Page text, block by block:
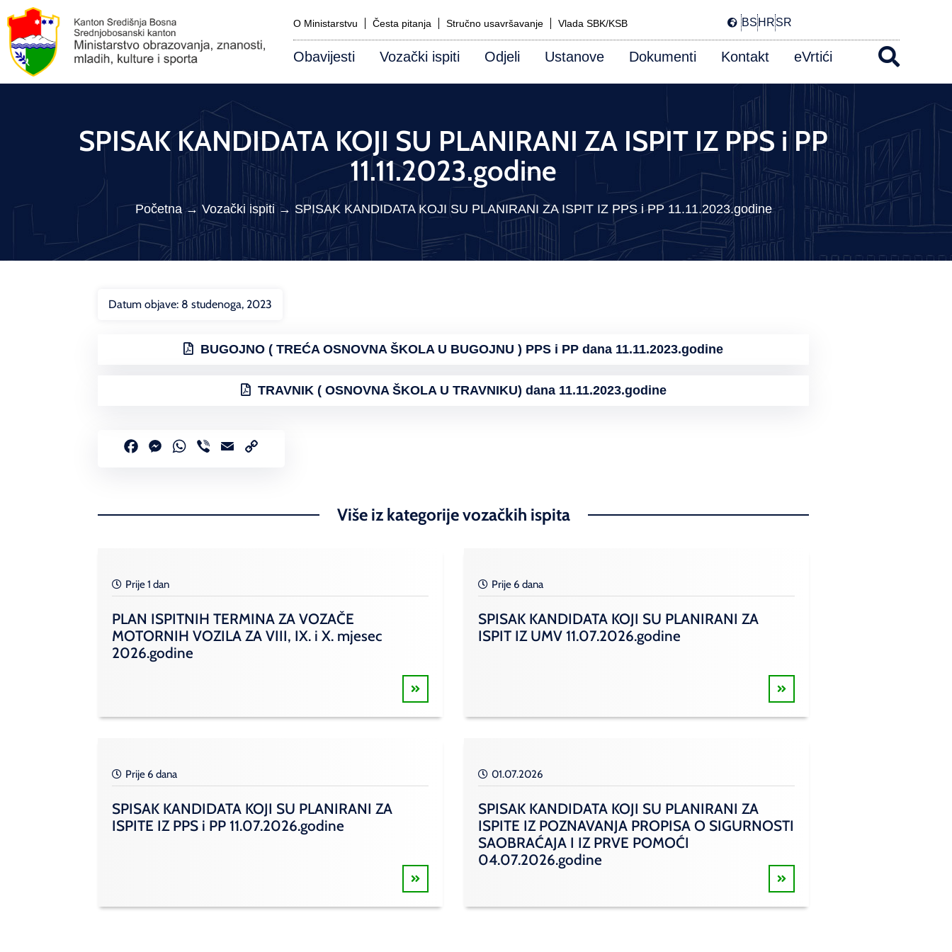
O Ministarstvu Česta pitanja Stručno usavršavanje Vlada SBK/KSB BSHRSR
Obavijesti Vozački ispiti Odjeli Ustanove Dokumenti Kontakt eVrtići
SPISAK KANDIDATA KOJI SU PLANIRANI ZA ISPIT IZ PPS i PP
11.11.2023.godine
Početna→ Vozački ispiti→ SPISAK KANDIDATA KOJI SU PLANIRANI ZA ISPIT IZ PPS i PP 11.11.2023.godine
Datum objave: 8 studenoga, 2023
BUGOJNO ( TREĆA OSNOVNA ŠKOLA U BUGOJNU ) PPS i PP dana 11.11.2023.godine
TRAVNIK ( OSNOVNA ŠKOLA U TRAVNIKU) dana 11.11.2023.godine
FacebookMessenger
WhatsApp
Viber Email
Više iz kategorije vozačkih ispita
Prije 1 dan
PLAN ISPITNIH TERMINA ZA VOZAČE
MOTORNIH VOZILA ZA VIII, IX. i X. mjesec
2026.godine
Prije 6 dana
SPISAK KANDIDATA KOJI SU PLANIRANI ZA
ISPIT IZ UMV 11.07.2026.godine
Prije 6 dana
SPISAK KANDIDATA KOJI SU PLANIRANI ZA
ISPITE IZ PPS i PP 11.07.2026.godine
01.07.2026
SPISAK KANDIDATA KOJI SU PLANIRANI ZA
ISPITE IZ POZNAVANJA PROPISA O SIGURNOSTI
SAOBRAĆAJA I IZ PRVE POMOĆI
04.07.2026.godine